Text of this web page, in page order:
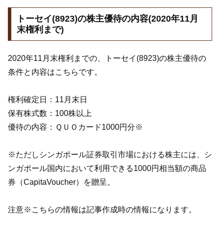
トーセイ(8923)の株主優待の内容(2020年11月
末権利まで)
2020年11月末権利までの、トーセイ(8923)の株主優待の
条件と内容はこちらです。
権利確定日：11月末日
保有株式数：100株以上
優待の内容：ＱＵＯカード1000円分※
※ただしシンガポール証券取引市場における株主には、シ
ンガポール国内において利用できる1000円相当額の商品
券（CapitaVoucher）を贈呈。
注意※こちらの情報は記事作成時の情報になります。